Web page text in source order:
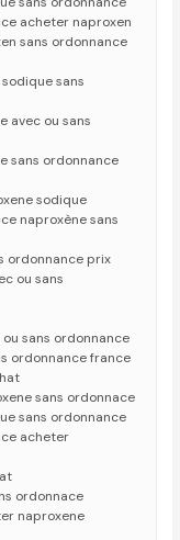
acheter naproxen
sans ordonnance
sans
avec ou sans
sans ordonnance
sodique
naproxène sans
ordonnance prix
ou sans
sans ordonnance
ordonnance france
sans ordonnace
sans ordonnance
acheter
ordonnace
naproxene